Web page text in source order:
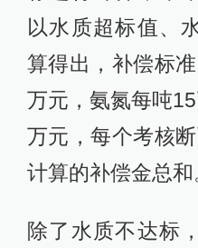
以水质超标值、
算得出，补偿标
万元，氨氮每吨
万元，每个考核
计算的补偿金总和
除了水质不达标